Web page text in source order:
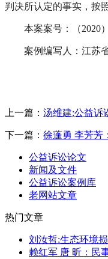
判决所认定的事实，按
本案案号：（2020）
案例编写人：江苏省
上一篇： 汤维建:公益
下一篇： 徐蓬勇 李芳芳
公益诉讼论文
新闻及文件
公益诉讼案例库
老网站文章
热门文章
刘汝哲:生态环境
赖红军 唐 昕：民